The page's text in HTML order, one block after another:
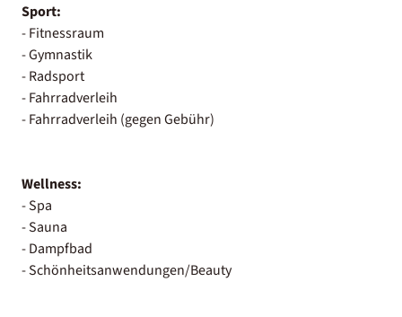
Sport:
- Fitnessraum
- Gymnastik
- Radsport
- Fahrradverleih
- Fahrradverleih (gegen Gebühr)
Wellness:
- Spa
- Sauna
- Dampfbad
- Schönheitsanwendungen/Beauty